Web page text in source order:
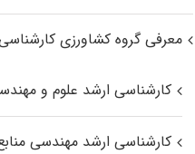
معرفی گروه کشاورزی
کارشناسی ارشد علوم و
کارشناسی ارشد مهندسی